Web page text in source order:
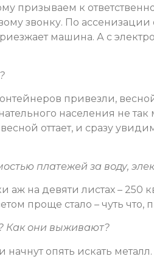
призываем к
звонку. По
машина. А с
привезли,
населения не
оттает, и сразу
платежей за воду,
аж на девяти листах – 250
проще стало – чуть
Как они выживают?
опять искать